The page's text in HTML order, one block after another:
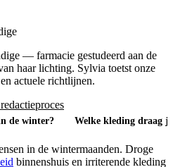
— farmacie gestudeerd aan de
haar lichting. Sylvia toetst onze
actuele richtlijnen.
de winter? Welke kleding draag
in de wintermaanden. Droge
binnenshuis en irriterende kleding